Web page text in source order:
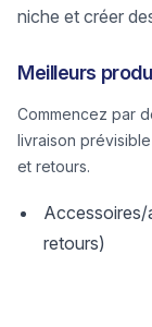
niche et créer
Meilleurs
Commencez par
livraison
et retours.
Accessoires/
retours)